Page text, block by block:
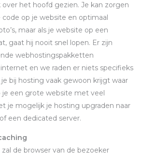
het hoofd gezien. Je kan zorgen
op je website en optimaal
maar als je website op een
gaat hij nooit snel lopen. Er zijn
webhostingspakketten
en we raden er niets specifieks
bij hosting vaak gewoon krijgt waar
je een grote website met veel
je mogelijk je hosting upgraden naar
een dedicated server.
de browser van de bezoeker